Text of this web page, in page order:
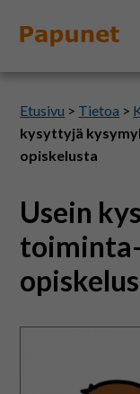
Materiaalit
Kuvatyökalut
Etusivu > Tietoa >
kysyttyjä
opiskelusta
Usein